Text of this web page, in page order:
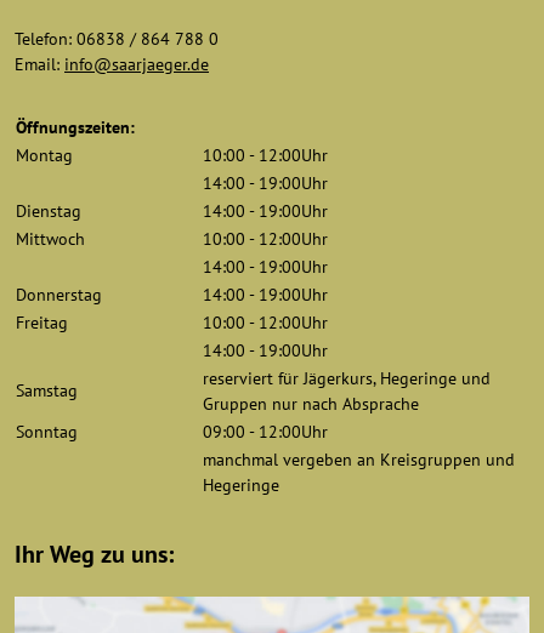
Telefon: 06838 / 864 788 0
Email: info@saarjaeger.de
Öffnungszeiten:
Montag
10:00 - 12:00Uhr
14:00 - 19:00Uhr
Dienstag
14:00 - 19:00Uhr
Mittwoch
10:00 - 12:00Uhr
14:00 - 19:00Uhr
Donnerstag
14:00 - 19:00Uhr
Freitag
10:00 - 12:00Uhr
14:00 - 19:00Uhr
Samstag
reserviert für Jägerkurs, Hegeringe und
Gruppen nur nach Absprache
Sonntag
09:00 - 12:00Uhr
manchmal vergeben an Kreisgruppen und
Hegeringe
Ihr Weg zu uns: